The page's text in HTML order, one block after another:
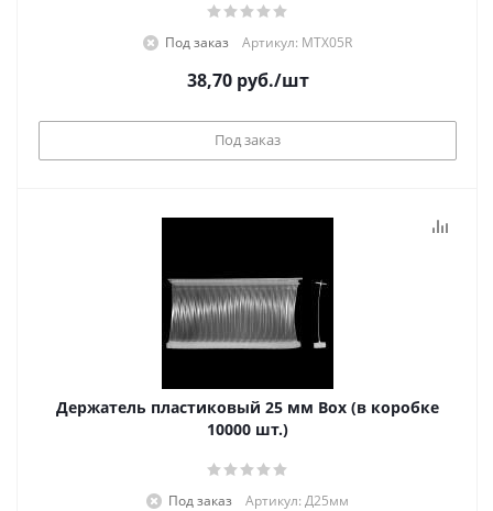
Под заказ Артикул: MTX05R
38,70руб./шт
Под заказ
Держатель пластиковый 25 мм Box (в коробке
10000 шт.)
Под заказ Артикул: Д25мм